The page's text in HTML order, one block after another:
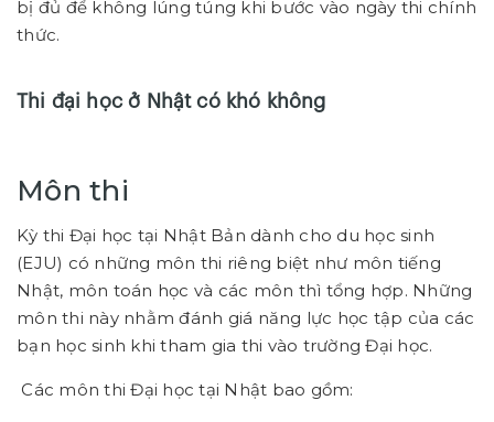
bị đủ để không lúng túng khi bước vào ngày thi chính
thức.
Thi đại học ở Nhật có khó không
Môn thi
Kỳ thi Đại học tại Nhật Bản dành cho du học sinh
(EJU) có những môn thi riêng biệt như môn tiếng
Nhật, môn toán học và các môn thì tổng hợp. Những
môn thi này nhằm đánh giá năng lực học tập của các
bạn học sinh khi tham gia thi vào trường Đại học.
Các môn thi Đại học tại Nhật bao gồm: